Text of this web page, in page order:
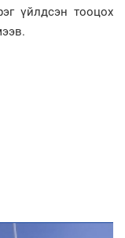
үйлдсэн тооцох